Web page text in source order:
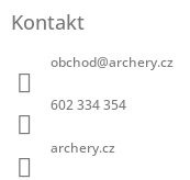
Kontakt
obchod@archery.cz
602 334 354
archery.cz